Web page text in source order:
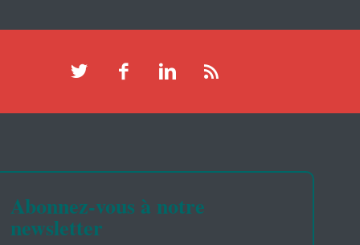
Abonnez-vous à notre
newsletter